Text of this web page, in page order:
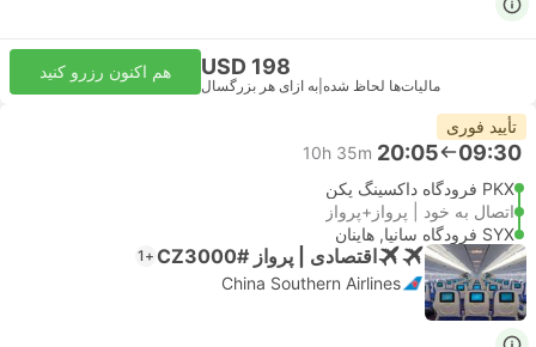
USD 198
مالیات‌ها لحاظ شده به ازای هر بزرگسال
هم اکنون رزرو کنید
تأیید فوری
09:30
20:05
10h 35m
PKX فرودگاه داکسینگ پکن
اتصال به خود | پرواز+پرواز
SYX فرودگاه سانیا, هاینان
اقتصادی | پرواز #CZ3000 +1
China Southern Airlines